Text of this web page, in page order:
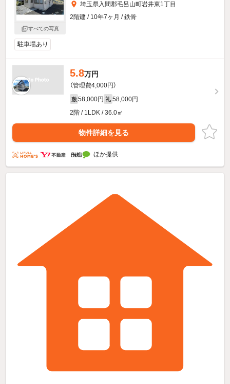
すべての写真
埼玉県入間郡毛呂山町岩井東1丁目
2階建 / 10年7ヶ月 / 鉄骨
駐車場あり
5.8万円
（管理費4,000円）
敷 58,000円 礼 58,000円
2階 / 1LDK / 36.0㎡
物件詳細を見る
ほか提供